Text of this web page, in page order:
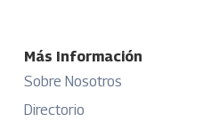
Más Información
Sobre Nosotros
Directorio